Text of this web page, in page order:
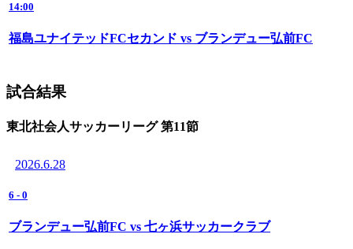
14:00
福島ユナイテッドFCセカンド vs ブランデュー弘前FC
試合結果
東北社会人サッカーリーグ 第11節
2026.6.28
6 - 0
ブランデュー弘前FC vs 七ヶ浜サッカークラブ